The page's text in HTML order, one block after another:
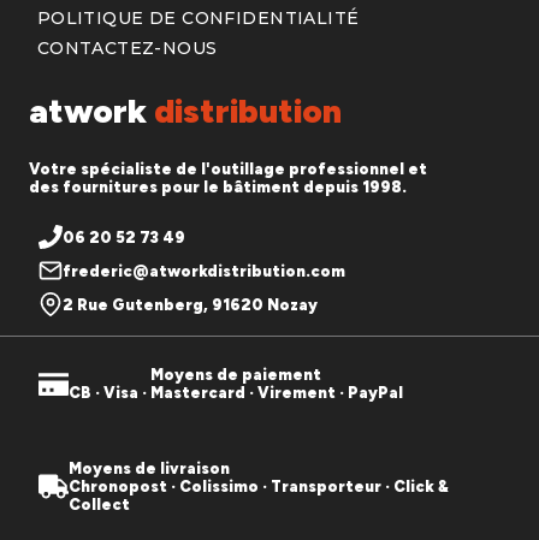
atwork distribution
Votre spécialiste de l'outillage professionnel et
des fournitures pour le bâtiment depuis 1998.
06 20 52 73 49
frederic@atworkdistribution.com
2 Rue Gutenberg, 91620 Nozay
POLITIQUE DE CONFIDENTIALITÉ
CONTACTEZ-NOUS
Moyens de paiement
CB · Visa · Mastercard · Virement · PayPal
Moyens de livraison
Chronopost · Colissimo · Transporteur · Click &
Collect